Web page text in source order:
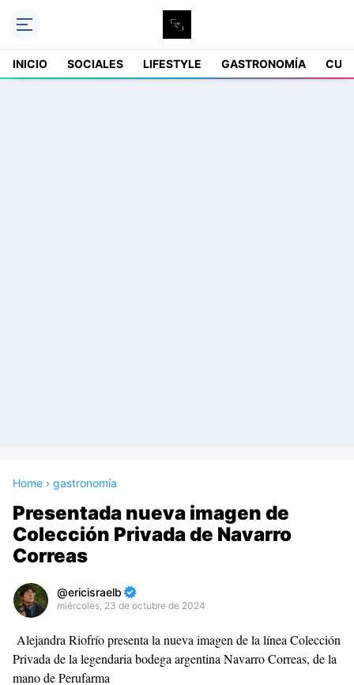
INICIO SOCIALES LIFESTYLE GASTRONOMÍA
Home › gastronomía
Presentada nueva imagen de
Colección Privada de Navarro
Correas
ericisraelb
miércoles, 23 de octubre de 2024
Premium
By
Raushan
Alejandra Riofrío presenta la nueva imagen de la línea Colección
Privada de la legendaria bodega argentina Navarro Correas, de la
mano de Perufarma